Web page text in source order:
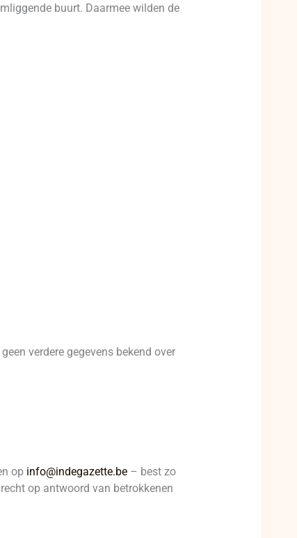
buurt. Daarmee wilden de
verdere gegevens bekend over
op info@indegazette.be– best zo
op antwoord van betrokkenen